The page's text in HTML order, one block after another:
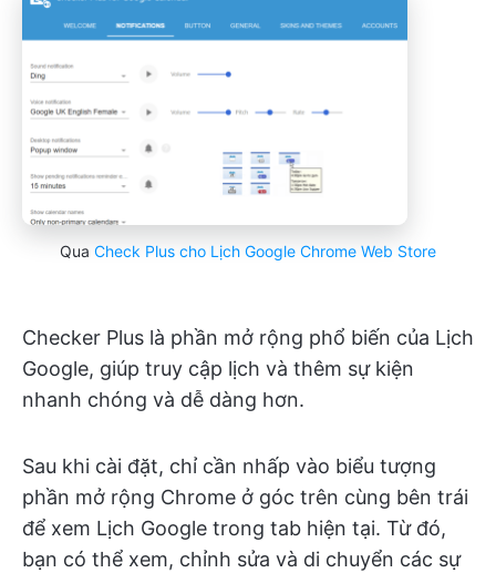
Qua Check Plus cho Lịch Google Chrome Web Store
Checker Plus là phần mở rộng phổ biến của Lịch
Google, giúp truy cập lịch và thêm sự kiện
nhanh chóng và dễ dàng hơn.
Sau khi cài đặt, chỉ cần nhấp vào biểu tượng
phần mở rộng Chrome ở góc trên cùng bên trái
để xem Lịch Google trong tab hiện tại. Từ đó,
bạn có thể xem, chỉnh sửa và di chuyển các sự